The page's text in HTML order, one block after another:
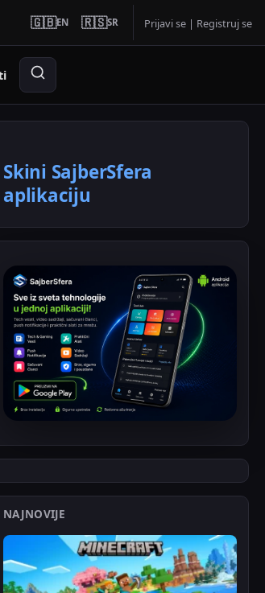
🇬🇧EN 🇷🇸SR Prijavi se | Registruj se
Skini SajberSfera
aplikaciju
NAJNOVIJE